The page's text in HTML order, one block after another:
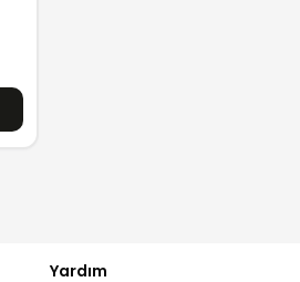
Yardım